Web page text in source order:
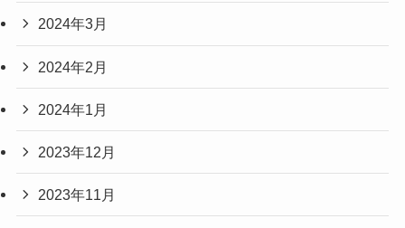
2024年3月
2024年2月
2024年1月
2023年12月
2023年11月